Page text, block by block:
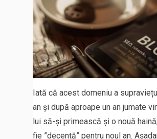
Iată că acest domeniu a
an și după aproape un an jumate
lui să-și primească și o nouă
fie ”decentă” pentru noul an.